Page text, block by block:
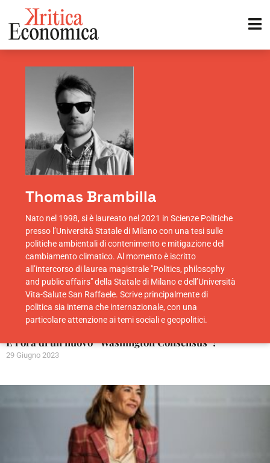
Thomas Brambilla
Nato nel 1998, si è laureato nel 2021 in Scienze Politiche
presso l’Università Statale di Milano con una tesi sulle
politiche ambientali di contenimento e mitigazione del
cambiamento climatico. Al momento è iscritto
all’intercorso di laurea magistrale "Politics, philosophy
and public affairs" della Statale di Milano e dell’Università
Vita-Salute San Raffaele. Scrive principalmente di
politica sia interna che internazionale, con una
particolare attenzione ai temi sociali e geopolitici.
È l’ora di un nuovo “Washington Consensus”?
29 Giugno 2023